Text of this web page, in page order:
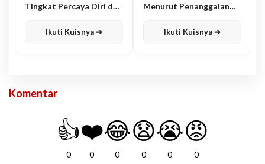
Tingkat Percaya Diri dan
Ikuti Kuisnya ➔
Menurut Penanggalan
Ikuti Kuisnya ➔
Komentar
👍
0
❤️
0
😂
0
😧
0
😭
0
😡
0